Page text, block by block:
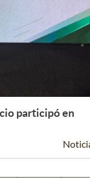
Leer Más +
participó en